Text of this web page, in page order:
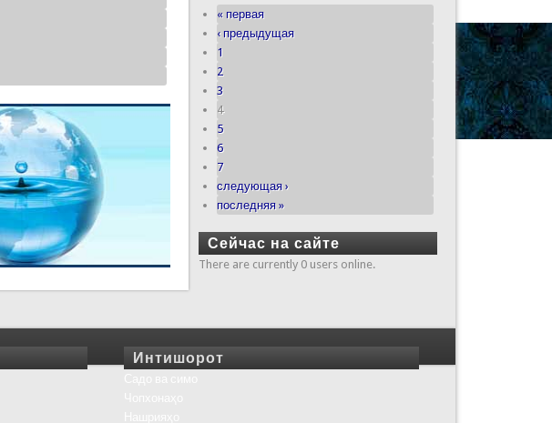
« первая
‹ предыдущая
1
2
3
4
5
6
7
следующая ›
последняя »
Сейчас на сайте
There are currently 0 users online.
Интишорот